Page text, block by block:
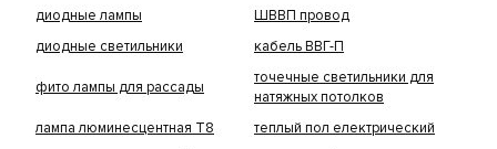
диодные лампы
ШВВП провод
диодные светильники
кабель ВВГ-П
фито лампы для рассады
точечные светильники для
натяжных потолков
лампа люминесцентная Т8
теплый пол електрический